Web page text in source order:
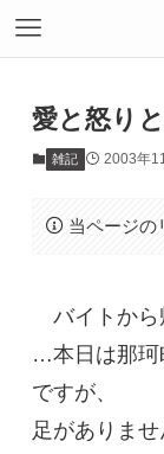
愛と怒り
雑記 2003年
当ページの
バイトから
…本日は那珂
ですが、
足がありませ